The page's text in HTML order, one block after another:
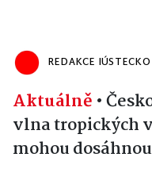
REDAKCE IÚSTECKO
Aktuálně •
vlna tropických
mohou